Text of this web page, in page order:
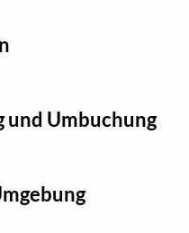
und Umbuchung